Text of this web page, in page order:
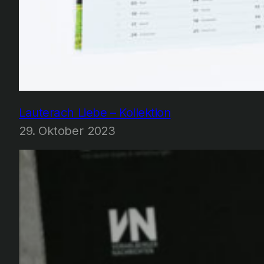
Lauterach Liebe – Kollektion
29. Oktober 2023